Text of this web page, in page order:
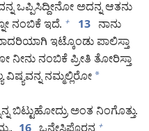
ಒಪ್ಪಿಸಿದ್ದೀನೋ ಅದನ್ನ ಆತನು
ನಂಬಿಕೆ ಇದೆ. + 13 ನಾನು
ಇಟ್ಕೊಂಡು ಪಾಲಿಸ್ತಾ
ನೀನು ನಂಬಿಕೆ ಪ್ರೀತಿ ತೋರಿಸ್ತಾ
ನಮ್ಮಲ್ಲಿರೋ *
ಬಿಟ್ಟುಹೋದ್ರು ಅಂತ ನಿಂಗೊತ್ತು.
+